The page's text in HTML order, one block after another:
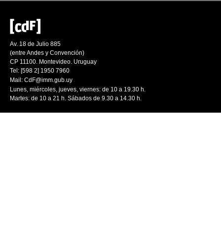
Av. 18 de Julio 885
(entre Andes y Convención)
CP 11100. Montevideo. Uruguay
Tel: [598 2] 1950 7960
Mail: CdF@imm.gub.uy
Lunes, miércoles, jueves, viernes: de 10 a 19.30 h.
Martes: de 10 a 21 h. Sábados de 9.30 a 14.30 h.